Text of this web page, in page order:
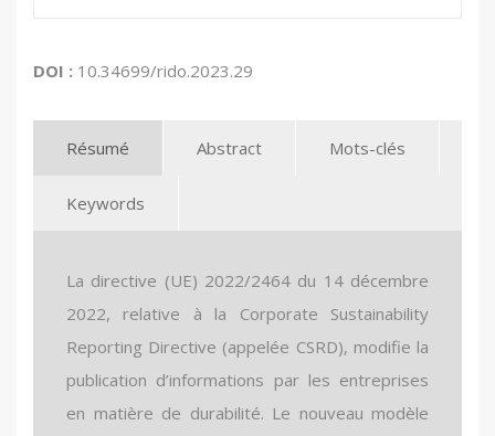
DOI : 10.34699/rido.2023.29
Résumé Abstract Mots-clés
Keywords
La directive (UE) 2022/2464 du 14 décembre
2022, relative à la Corporate Sustainability
Reporting Directive (appelée CSRD), modifie la
publication d’informations par les entreprises
en matière de durabilité. Le nouveau modèle